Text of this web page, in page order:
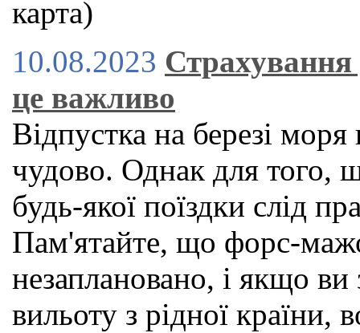
карта)
10.08.2023
це важливо
Відпустка на березі моря
чудово. Однак для того,
будь-якої поїздки слід
Пам'ятайте, що форс-
незаплановано, і якщо ви
вильоту з рідної країни,